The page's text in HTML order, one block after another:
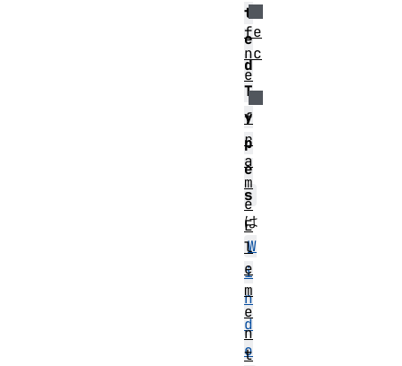
t
e
d
T
y
p
e
s
は
W
i
n
d
o
fe
nc
e
f
r
a
m
e
E
l
e
m
e
n
t